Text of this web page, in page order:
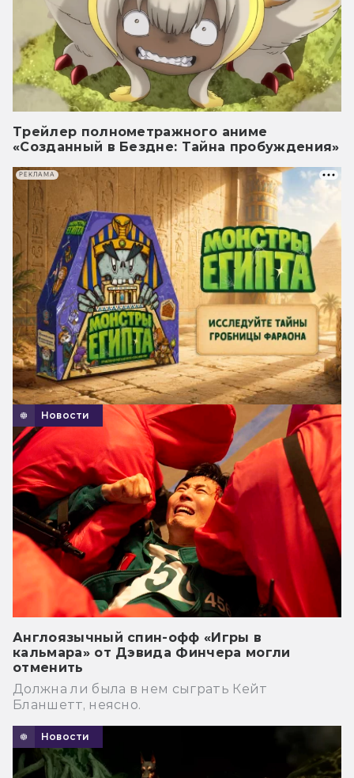
Трейлер полнометражного аниме
«Созданный в Бездне: Тайна пробуждения»
Новости
Англоязычный спин-офф «Игры в
кальмара» от Дэвида Финчера могли
отменить
Должна ли была в нем сыграть Кейт
Бланшетт, неясно.
Новости
РЕКЛАМА